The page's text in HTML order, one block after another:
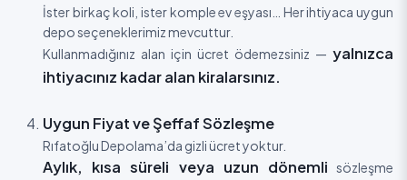
İster birkaç koli, ister komple ev eşyası… Her ihtiyaca uygun
depo seçeneklerimiz mevcuttur.
Kullanmadığınız alan için ücret ödemezsiniz — yalnızca
ihtiyacınız kadar alan kiralarsınız.
Uygun Fiyat ve Şeffaf Sözleşme
Rıfatoğlu Depolama’da gizli ücret yoktur.
Aylık, kısa süreli veya uzun dönemli sözleşme